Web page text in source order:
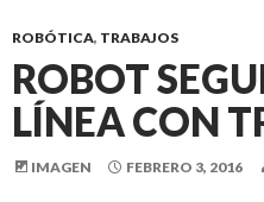
ROBÓTICA, TRABAJOS
ROBOT
LÍNEA CON
IMAGEN FEBRERO 3, 2016